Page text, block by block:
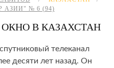
АЗИИ" № 6 (94)
В КАЗАХСТАН
телеканал
десяти лет назад. Он